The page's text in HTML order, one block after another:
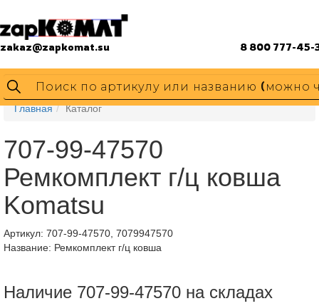
zakaz@zapkomat.su 8 800 777-45-
Главная Каталог
707-99-47570
Ремкомплект г/ц ковша
Komatsu
Артикул: 707-99-47570, 7079947570
Название: Ремкомплект г/ц ковша
Наличие 707-99-47570 на складах